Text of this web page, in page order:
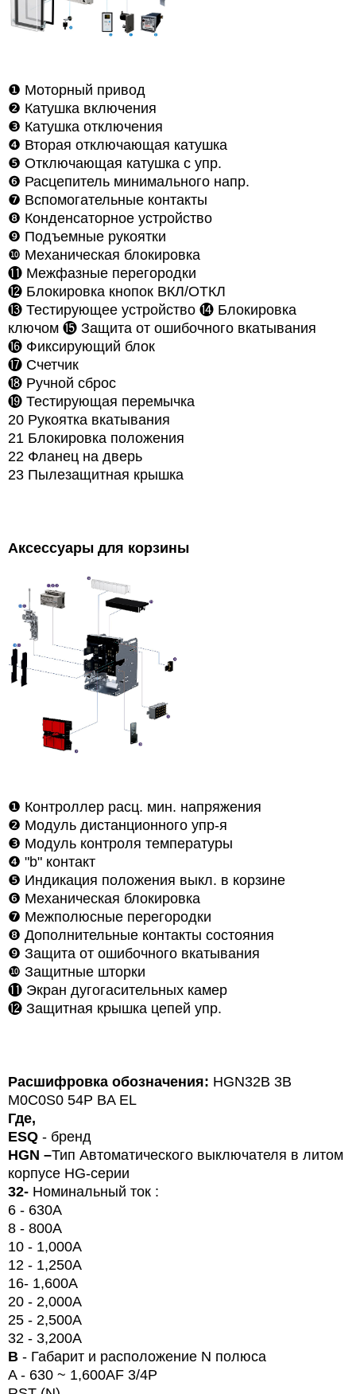
❶ Моторный привод
❷ Катушка включения
❸ Катушка отключения
❹ Вторая отключающая катушка
❺ Отключающая катушка с упр.
❻ Расцепитель минимального напр.
❼ Вспомогательные контакты
❽ Конденсаторное устройство
❾ Подъемные рукоятки
❿ Механическая блокировка
⓫ Межфазные перегородки
⓬ Блокировка кнопок ВКЛ/ОТКЛ
⓭ Тестирующее устройство ⓮ Блокировка
ключом ⓯ Защита от ошибочного вкатывания
⓰ Фиксирующий блок
⓱ Счетчик
⓲ Ручной сброс
⓳ Тестирующая перемычка
20 Рукоятка вкатывания
21 Блокировка положения
22 Фланец на дверь
23 Пылезащитная крышка
Аксессуары для корзины
❶ Контроллер расц. мин. напряжения
❷ Модуль дистанционного упр-я
❸ Модуль контроля температуры
❹ "b" контакт
❺ Индикация положения выкл. в корзине
❻ Механическая блокировка
❼ Межполюсные перегородки
❽ Дополнительные контакты состояния
❾ Защита от ошибочного вкатывания
❿ Защитные шторки
⓫ Экран дугогасительных камер
⓬ Защитная крышка цепей упр.
Расшифровка обозначения: HGN32B 3B
M0C0S0 54P BA EL
Где,
ESQ - бренд
HGN –Тип Автоматического выключателя в литом
корпусе HG-серии
32- Номинальный ток :
6 - 630A
8 - 800A
10 - 1,000A
12 - 1,250A
16- 1,600A
20 - 2,000A
25 - 2,500A
32 - 3,200A
B - Габарит и расположение N полюса
A - 630 ~ 1,600AF 3/4P